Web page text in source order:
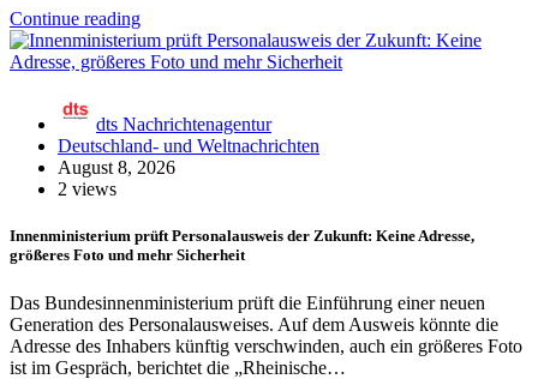
Continue reading
dts Nachrichtenagentur
Deutschland- und Weltnachrichten
August 8, 2026
2 views
Innenministerium prüft Personalausweis der Zukunft: Keine Adresse,
größeres Foto und mehr Sicherheit
Das Bundesinnenministerium prüft die Einführung einer neuen
Generation des Personalausweises. Auf dem Ausweis könnte die
Adresse des Inhabers künftig verschwinden, auch ein größeres Foto
ist im Gespräch, berichtet die „Rheinische…